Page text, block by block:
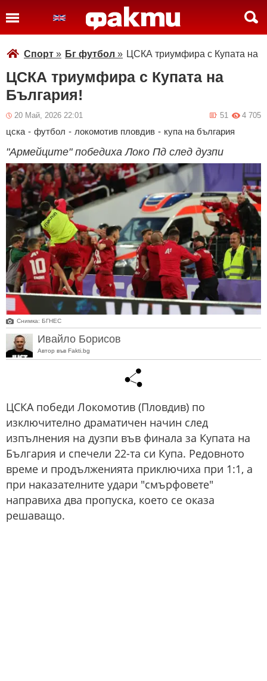
Спорт » Бг футбол » ЦСКА триумфира с Купата на
ЦСКА триумфира с Купата на
България!
20 Май, 2026 22:01 4 705
51
цска - футбол - локомотив пловдив - купа на българия
"Армейците" победиха Локо Пд след дузпи
Снимка: БГНЕС
Ивайло Борисов
Автор във Fakti.bg
ЦСКА победи Локомотив (Пловдив) по
изключително драматичен начин след
изпълнения на дузпи във финала за Купата на
България и спечели 22-та си Купа. Редовното
време и продълженията приключиха при 1:1, а
при наказателните удари "смърфовете"
направиха два пропуска, което се оказа
решаващо.